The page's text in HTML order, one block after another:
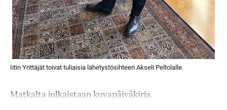
Iitin Yrittäjät toivat tuliaisia lähetystösihteeri Akseli Peltolalle.
Matkalta julkaistaan kuvapäiväkirja.